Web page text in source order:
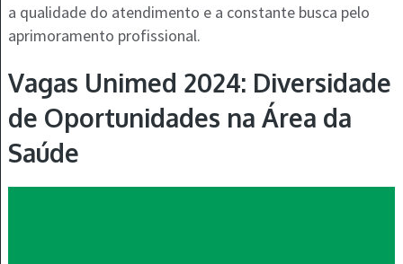
a qualidade do atendimento e a constante busca pelo
aprimoramento profissional.
Vagas Unimed 2024: Diversidade
de Oportunidades na Área da
Saúde